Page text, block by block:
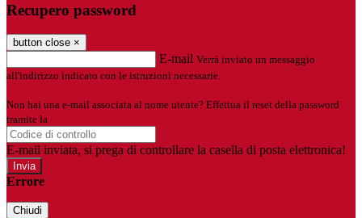
Recupero password
button close ×
E-mail Verrà inviato un messaggio
all'indirizzo indicato con le istruzioni necessarie.
Non hai una e-mail associata al nome utente? Effettua il reset della password
tramite la
E-mail inviata, si prega di controllare la casella di posta elettronica!
Errore
Chiudi